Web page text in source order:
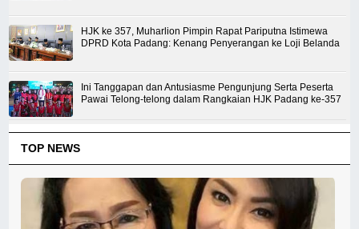
HJK ke 357, Muharlion Pimpin Rapat Pariputna Istimewa
DPRD Kota Padang: Kenang Penyerangan ke Loji Belanda
Ini Tanggapan dan Antusiasme Pengunjung Serta Peserta
Pawai Telong-telong dalam Rangkaian HJK Padang ke-357
TOP NEWS